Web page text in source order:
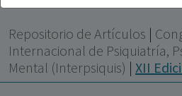
facultados para prescribir o
con ejercicio profesional. La
fármacos se facilita a título
siendo responsabilidad de los
facultados prescribir
Repositorio de Artículos |
Internacional de Psiquiatría,
Mental (Interpsiquis) | XII